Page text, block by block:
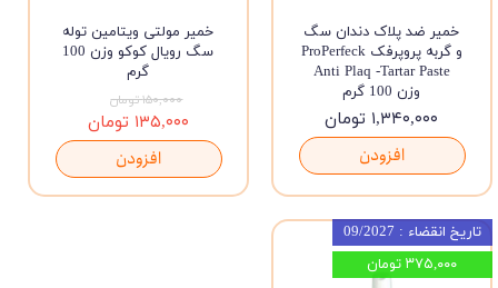
خمیر ضد پلاک دندان سگ
و گربه پروپرفک ProPerfeck
Anti Plaq -Tartar Paste
وزن 100 گرم
۱,۳۴۰,۰۰۰ تومان
افزودن
خمیر مولتی ویتامین توله
سگ رویال کوکو وزن 100
گرم
۱۵۰,۰۰۰ تومان
۱۳۵,۰۰۰ تومان
افزودن
تاریخ انقضاء : 09/2027
۳۷۵,۰۰۰ تومان